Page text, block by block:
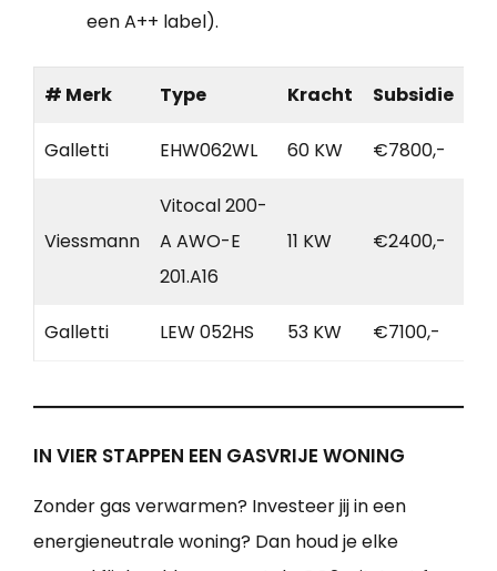
een A++ label).
# Merk Type Kracht Subsidie
Galletti EHW062WL 60 KW €7800,-
Viessmann
Vitocal 200-
A AWO-E
201.A16
11 KW €2400,-
Galletti LEW 052HS 53 KW €7100,-
IN VIER STAPPEN EEN GASVRIJE WONING
Zonder gas verwarmen? Investeer jij in een
energieneutrale woning? Dan houd je elke